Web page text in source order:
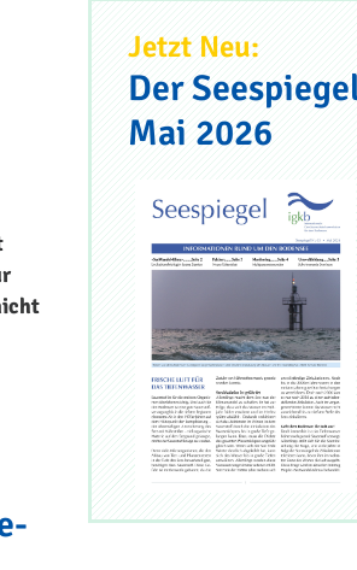
Jetzt Neu:
Der
Mai 2026